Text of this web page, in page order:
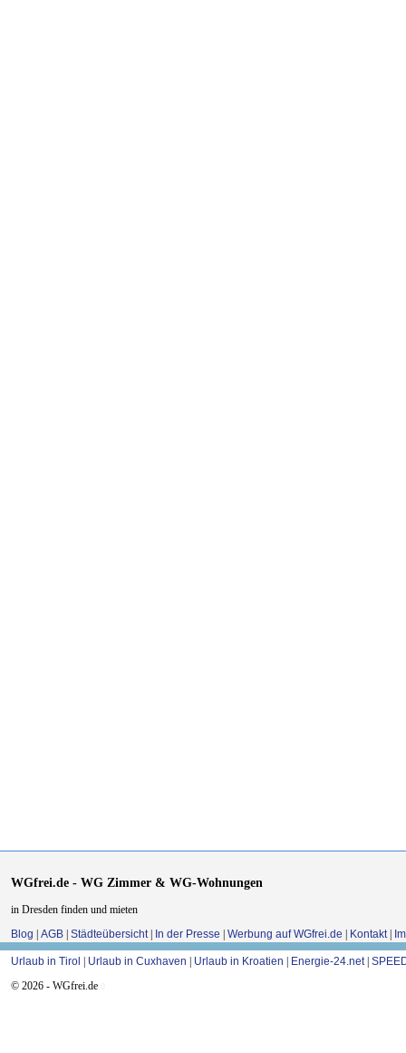
WGfrei.de - WG Zimmer & WG-Wohnungen
in Dresden finden und mieten
Blog | AGB | Städteübersicht | In der Presse | Werbung auf WGfrei.de | Kontakt |
Urlaub in Tirol | Urlaub in Cuxhaven | Urlaub in Kroatien | Energie-24.net|
© 2026 - WGfrei.de